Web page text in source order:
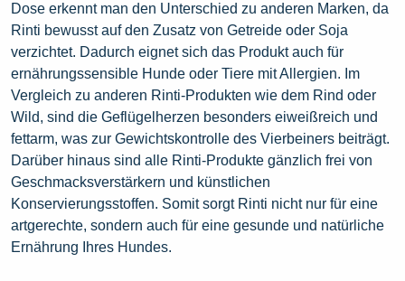
Dose erkennt man den Unterschied zu anderen Marken, da
Rinti bewusst auf den Zusatz von Getreide oder Soja
verzichtet. Dadurch eignet sich das Produkt auch für
ernährungssensible Hunde oder Tiere mit Allergien. Im
Vergleich zu anderen Rinti-Produkten wie dem Rind oder
Wild, sind die Geflügelherzen besonders eiweißreich und
fettarm, was zur Gewichtskontrolle des Vierbeiners beiträgt.
Darüber hinaus sind alle Rinti-Produkte gänzlich frei von
Geschmacksverstärkern und künstlichen
Konservierungsstoffen. Somit sorgt Rinti nicht nur für eine
artgerechte, sondern auch für eine gesunde und natürliche
Ernährung Ihres Hundes.